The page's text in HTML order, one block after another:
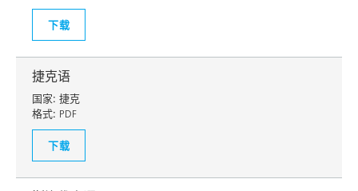
下载
捷克语
国家: 捷克
格式: PDF
下载